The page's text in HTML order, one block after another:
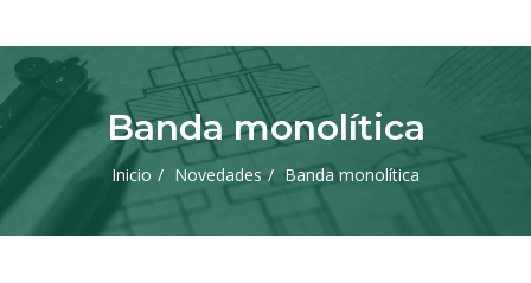
Banda monolítica
Inicio Novedades Banda monolítica